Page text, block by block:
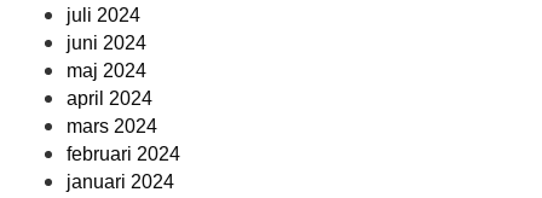
juli 2024
juni 2024
maj 2024
april 2024
mars 2024
februari 2024
januari 2024